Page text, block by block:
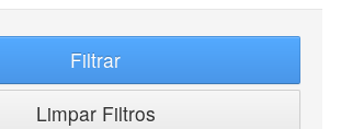
Filtrar
Limpar Filtros